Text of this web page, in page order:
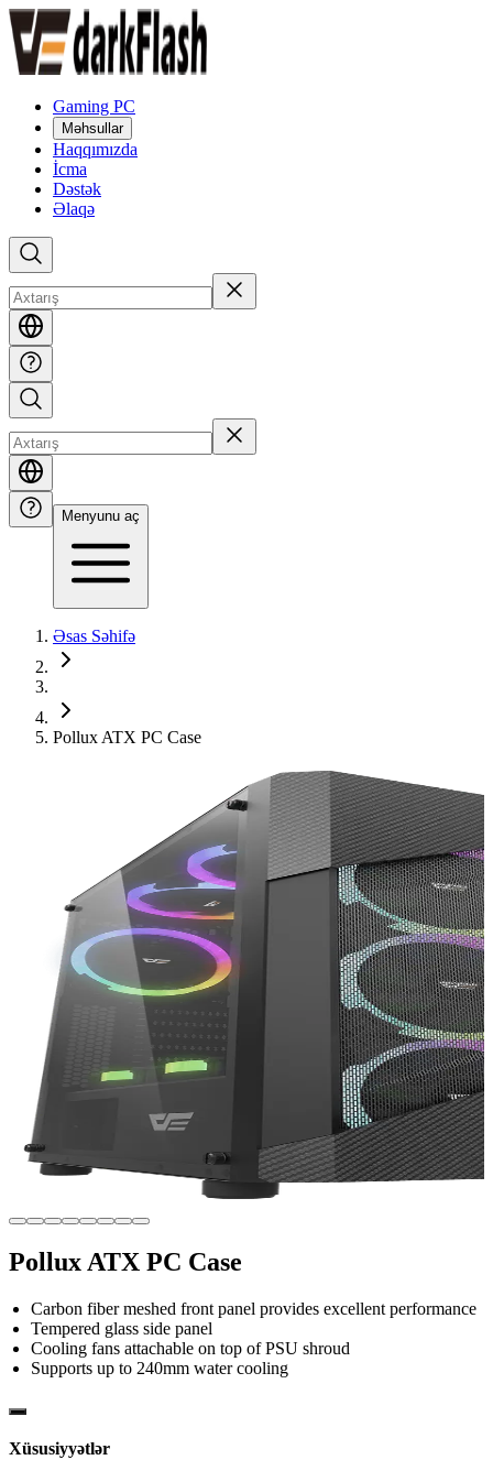
Gaming PC
Məhsullar
Haqqımızda
İcma
Dəstək
Əlaqə
Menyunu aç
Əsas Səhifə
Pollux ATX PC Case
Pollux ATX PC Case
Carbon fiber meshed front panel provides excellent performance
Tempered glass side panel
Cooling fans attachable on top of PSU shroud
Supports up to 240mm water cooling
Xüsusiyyətlər